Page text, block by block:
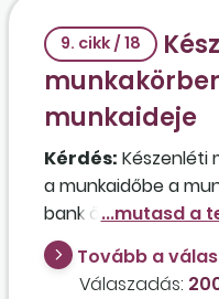
Milyen közterheket
után a
9. cikk / 18
munkaideje
Kérdés: Készenléti
a munkaidőbe a
bank őrzése esetén
szolgálatteljesítés
jellegnek?
Tovább a
Válaszadás: